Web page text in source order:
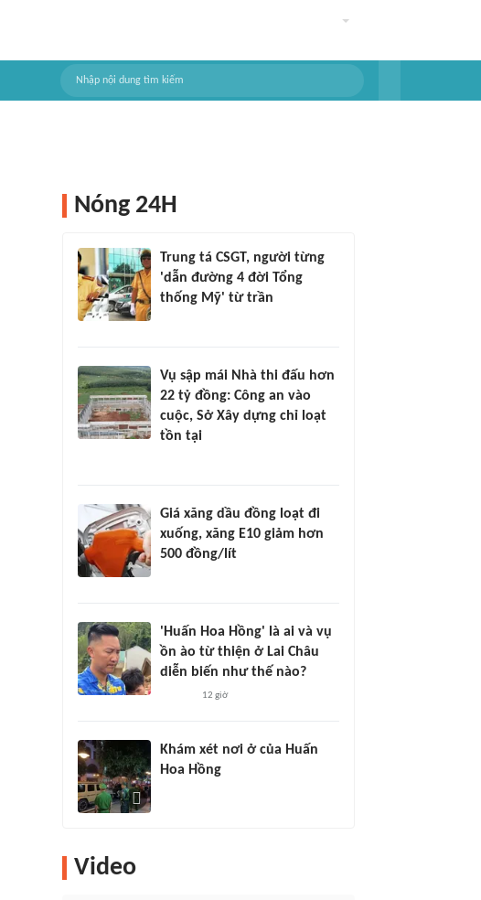
Nóng 24H
Trung tá CSGT, người từng
'dẫn đường 4 đời Tổng
thống Mỹ' từ trần
Vụ sập mái Nhà thi đấu hơn
22 tỷ đồng: Công an vào
cuộc, Sở Xây dựng chỉ loạt
tồn tại
Giá xăng dầu đồng loạt đi
xuống, xăng E10 giảm hơn
500 đồng/lít
'Huấn Hoa Hồng' là ai và vụ
ồn ào từ thiện ở Lai Châu
diễn biến như thế nào?
12 giờ
Khám xét nơi ở của Huấn
Hoa Hồng
Video